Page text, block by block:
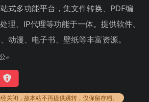
式多功能平台，集文件转换、PDF编
理、IP代理等功能于一体。提供软件、
动漫、电子书、壁纸等丰富资源。
关闭，故本站不再提供跳转，仅保留存档。